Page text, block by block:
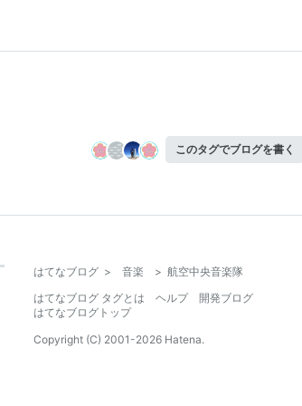
このタグでブログを書く
はてなブログ > 音楽 > 航空中央音楽隊
はてなブログ タグとは
ヘルプ
開発ブログ
はてなブログトップ
Copyright (C) 2001-2026 Hatena.